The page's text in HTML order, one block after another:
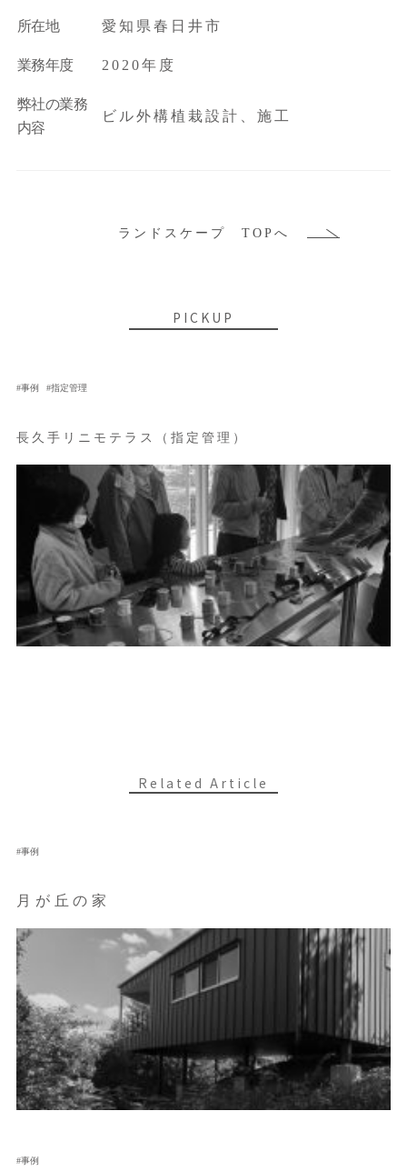
所在地 愛知県春日井市
業務年度 2020年度
弊社の業務
内容
ビル外構植栽設計、施工
ランドスケープ TOPへ
PICKUP
事例 指定管理
長久手リニモテラス（指定管理）
Related Article
事例
月が丘の家
事例